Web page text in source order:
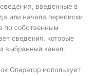
введённые в
или начала переписки
по собственным
сведения, которые
выбранный канал.
Оператор использует